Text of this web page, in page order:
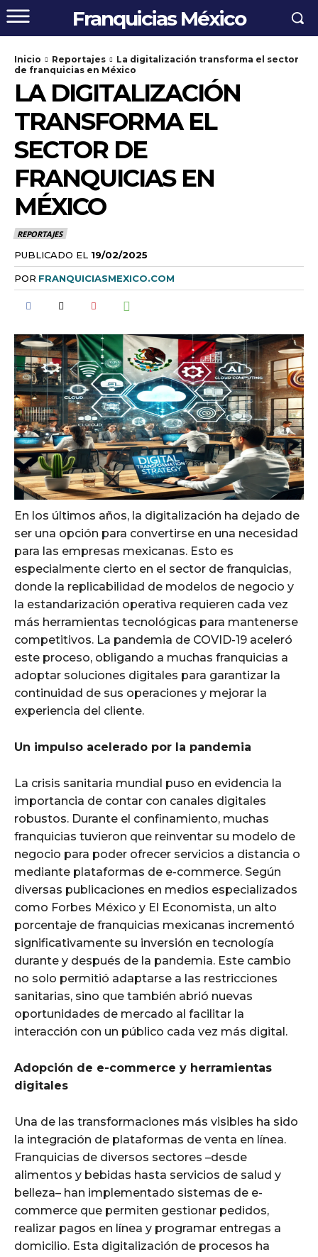
Franquicias México
Inicio Reportajes
La digitalización transforma el sector
de franquicias en México
LA DIGITALIZACIÓN
TRANSFORMA EL
SECTOR DE
FRANQUICIAS EN
MÉXICO
REPORTAJES
PUBLICADO EL 19/02/2025
POR FRANQUICIASMEXICO.COM
En los últimos años, la digitalización ha dejado de
ser una opción para convertirse en una necesidad
para las empresas mexicanas. Esto es
especialmente cierto en el sector de franquicias,
donde la replicabilidad de modelos de negocio y
la estandarización operativa requieren cada vez
más herramientas tecnológicas para mantenerse
competitivos. La pandemia de COVID-19 aceleró
este proceso, obligando a muchas franquicias a
adoptar soluciones digitales para garantizar la
continuidad de sus operaciones y mejorar la
experiencia del cliente.
Un impulso acelerado por la pandemia
La crisis sanitaria mundial puso en evidencia la
importancia de contar con canales digitales
robustos. Durante el confinamiento, muchas
franquicias tuvieron que reinventar su modelo de
negocio para poder ofrecer servicios a distancia o
mediante plataformas de e-commerce. Según
diversas publicaciones en medios especializados
como Forbes México y El Economista, un alto
porcentaje de franquicias mexicanas incrementó
significativamente su inversión en tecnología
durante y después de la pandemia. Este cambio
no solo permitió adaptarse a las restricciones
sanitarias, sino que también abrió nuevas
oportunidades de mercado al facilitar la
interacción con un público cada vez más digital.
Adopción de e-commerce y herramientas
digitales
Una de las transformaciones más visibles ha sido
la integración de plataformas de venta en línea.
Franquicias de diversos sectores –desde
alimentos y bebidas hasta servicios de salud y
belleza– han implementado sistemas de e-
commerce que permiten gestionar pedidos,
realizar pagos en línea y programar entregas a
domicilio. Esta digitalización de procesos ha